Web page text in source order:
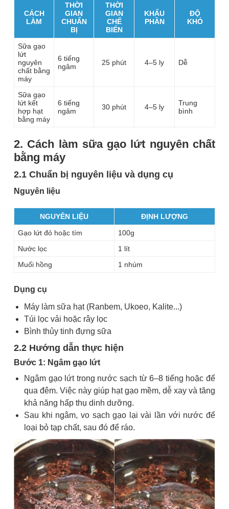
CÁCH
LÀM
THỜI
GIAN
CHUẨN
BỊ
THỜI
GIAN
CHẾ
BIẾN
KHẨU
PHẦN
ĐỘ
KHÓ
Sữa gạo
lứt
nguyên
chất bằng
máy
6 tiếng
ngâm
25 phút 4–5 ly Dễ
Sữa gạo
lứt kết
hợp hạt
bằng máy
6 tiếng
ngâm
30 phút 4–5 ly
Trung
bình
2. Cách làm sữa gạo lứt nguyên chất
bằng máy
2.1 Chuẩn bị nguyên liệu và dụng cụ
Nguyên liệu
NGUYÊN LIỆU
ĐỊNH LƯỢNG
Gạo lứt đỏ hoặc tím
100g
Nước lọc
1 lít
Muối hồng
1 nhúm
Dụng cụ
Máy làm sữa hạt (Ranbem, Ukoeo, Kalite...)
Túi lọc vải hoặc rây lọc
Bình thủy tinh đựng sữa
2.2 Hướng dẫn thực hiện
Bước 1: Ngâm gạo lứt
Ngâm gạo lứt trong nước sạch từ 6–8 tiếng hoặc để
qua đêm. Việc này giúp hạt gạo mềm, dễ xay và tăng
khả năng hấp thụ dinh dưỡng.
Sau khi ngâm, vo sạch gạo lại vài lần với nước để
loại bỏ tạp chất, sau đó để ráo.